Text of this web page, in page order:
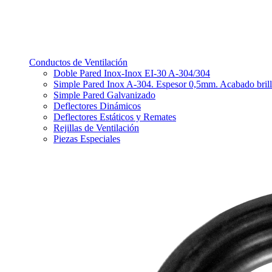
Conductos de Ventilación
Doble Pared Inox-Inox EI-30 A-304/304
Simple Pared Inox A-304. Espesor 0,5mm. Acabado
Simple Pared Galvanizado
Deflectores Dinámicos
Deflectores Estáticos y Remates
Rejillas de Ventilación
Piezas Especiales